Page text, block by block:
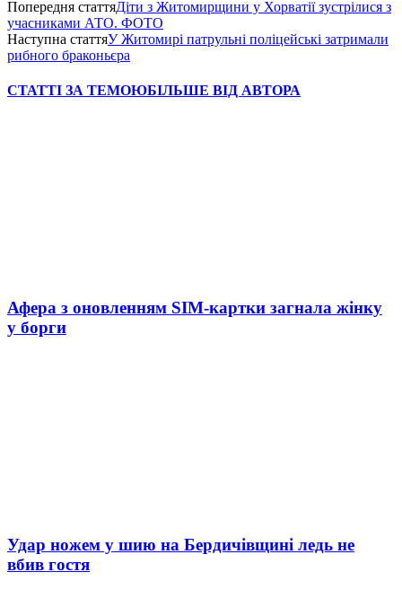
Попередня статтяДіти з Житомирщини у Хорватії зустрілися з
учасниками АТО. ФОТО
Наступна статтяУ Житомирі патрульні поліцейські затримали
рибного браконьєра
СТАТТІ ЗА ТЕМОЮБІЛЬШЕ ВІД АВТОРА
Афера з оновленням SIM-картки загнала жінку
у борги
Удар ножем у шию на Бердичівщині ледь не
вбив гостя